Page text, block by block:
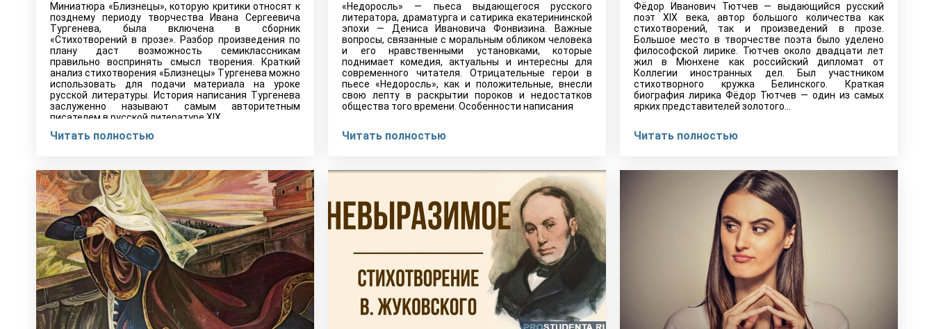
Миниатюра «Близнецы», которую критики относят к
позднему периоду творчества Ивана Сергеевича
Тургенева, была включена в сборник
«Стихотворений в прозе». Разбор произведения по
плану даст возможность семиклассникам
правильно воспринять смысл творения. Краткий
анализ стихотворения «Близнецы» Тургенева можно
использовать для подачи материала на уроке
русской литературы. История написания Тургенева
заслуженно называют самым авторитетным
писателем в русской литературе XIX…
Читать полностью
«Недоросль» — пьеса выдающегося русского
литератора, драматурга и сатирика екатерининской
эпохи — Дениса Ивановича Фонвизина. Важные
вопросы, связанные с моральным обликом человека
и его нравственными установками, которые
поднимает комедия, актуальны и интересны для
современного читателя. Отрицательные герои в
пьесе «Недоросль», как и положительные, внесли
свою лепту в раскрытии пороков и недостатков
общества того времени. Особенности написания
Читать полностью
Фёдор Иванович Тютчев — выдающийся русский
поэт XIX века, автор большого количества как
стихотворений, так и произведений в прозе.
Большое место в творчестве поэта было уделено
философской лирике. Тютчев около двадцати лет
жил в Мюнхене как российский дипломат от
Коллегии иностранных дел. Был участником
стихотворного кружка Белинского. Краткая
биография лирика Фёдор Тютчев — один из самых
ярких представителей золотого…
Читать полностью